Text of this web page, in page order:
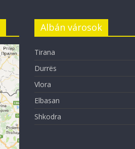
Albán városok
Tirana
Durrës
Vlora
Elbasan
Shkodra